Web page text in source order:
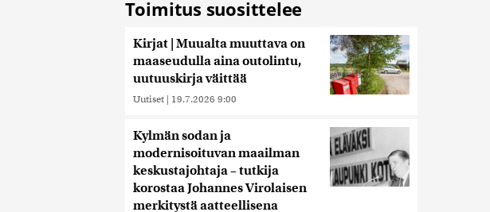
Toimitus suosittelee
Kirjat | Muualta muuttava on
maaseudulla aina outolintu,
uutuuskirja väittää
Uutiset | 19.7.2026 9:00
Kylmän sodan ja
modernisoituvan maailman
keskustajohtaja – tutkija
korostaa Johannes Virolaisen
merkitystä aatteellisena